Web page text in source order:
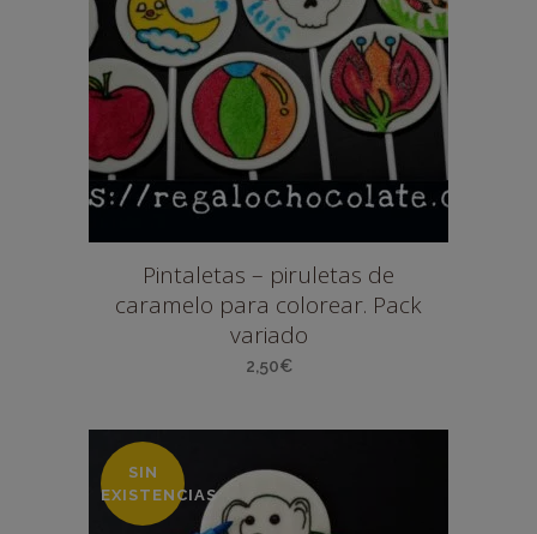
Pintaletas – piruletas de
caramelo para colorear. Pack
variado
2,50€
SIN
EXISTENCIAS